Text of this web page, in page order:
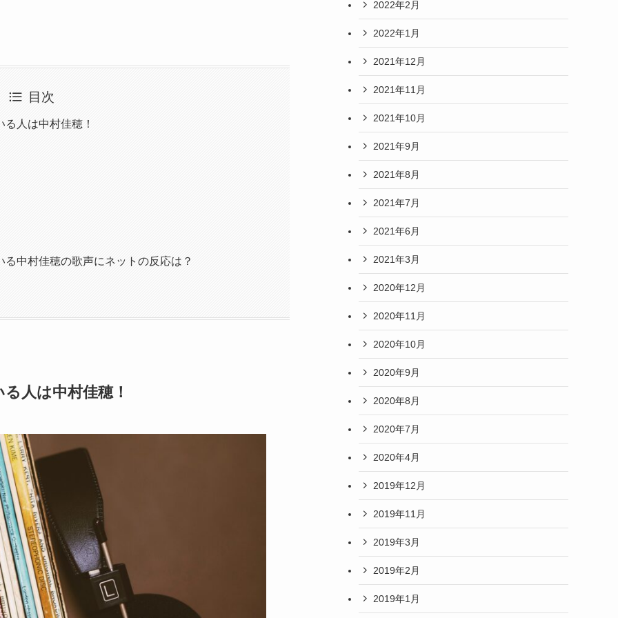
目次
人は中村佳穂！
中村佳穂の歌声にネットの反応は？
人は中村佳穂！
2022年2月
2022年1月
2021年12月
2021年11月
2021年10月
2021年9月
2021年8月
2021年7月
2021年6月
2021年3月
2020年12月
2020年11月
2020年10月
2020年9月
2020年8月
2020年7月
2020年4月
2019年12月
2019年11月
2019年3月
2019年2月
2019年1月